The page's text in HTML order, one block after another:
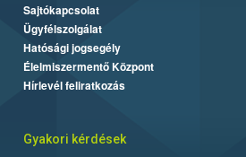
Sajtókapcsolat
Ügyfélszolgálat
Hatósági jogsegély
Élelmiszermentő Központ
Hírlevél feliratkozás
Gyakori kérdések